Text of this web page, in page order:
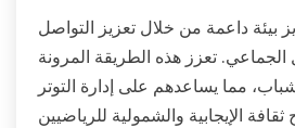
بيئة داعمة من خلال تعزيز التواصل
تعزز هذه الطريقة المرونة
مما يساعدهم على إدارة التوتر
الإيجابية والشمولية للرياضيين